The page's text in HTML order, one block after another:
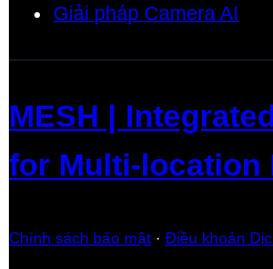
Giải pháp Camera AI
MESH |
for Multi-location
Chính sách bảo mật · Điều khoản